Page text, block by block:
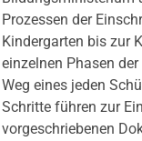
Prozessen der
Kindergarten bis zur
einzelnen Phasen
Weg eines jeden
Schritte führen zur
vorgeschriebenen